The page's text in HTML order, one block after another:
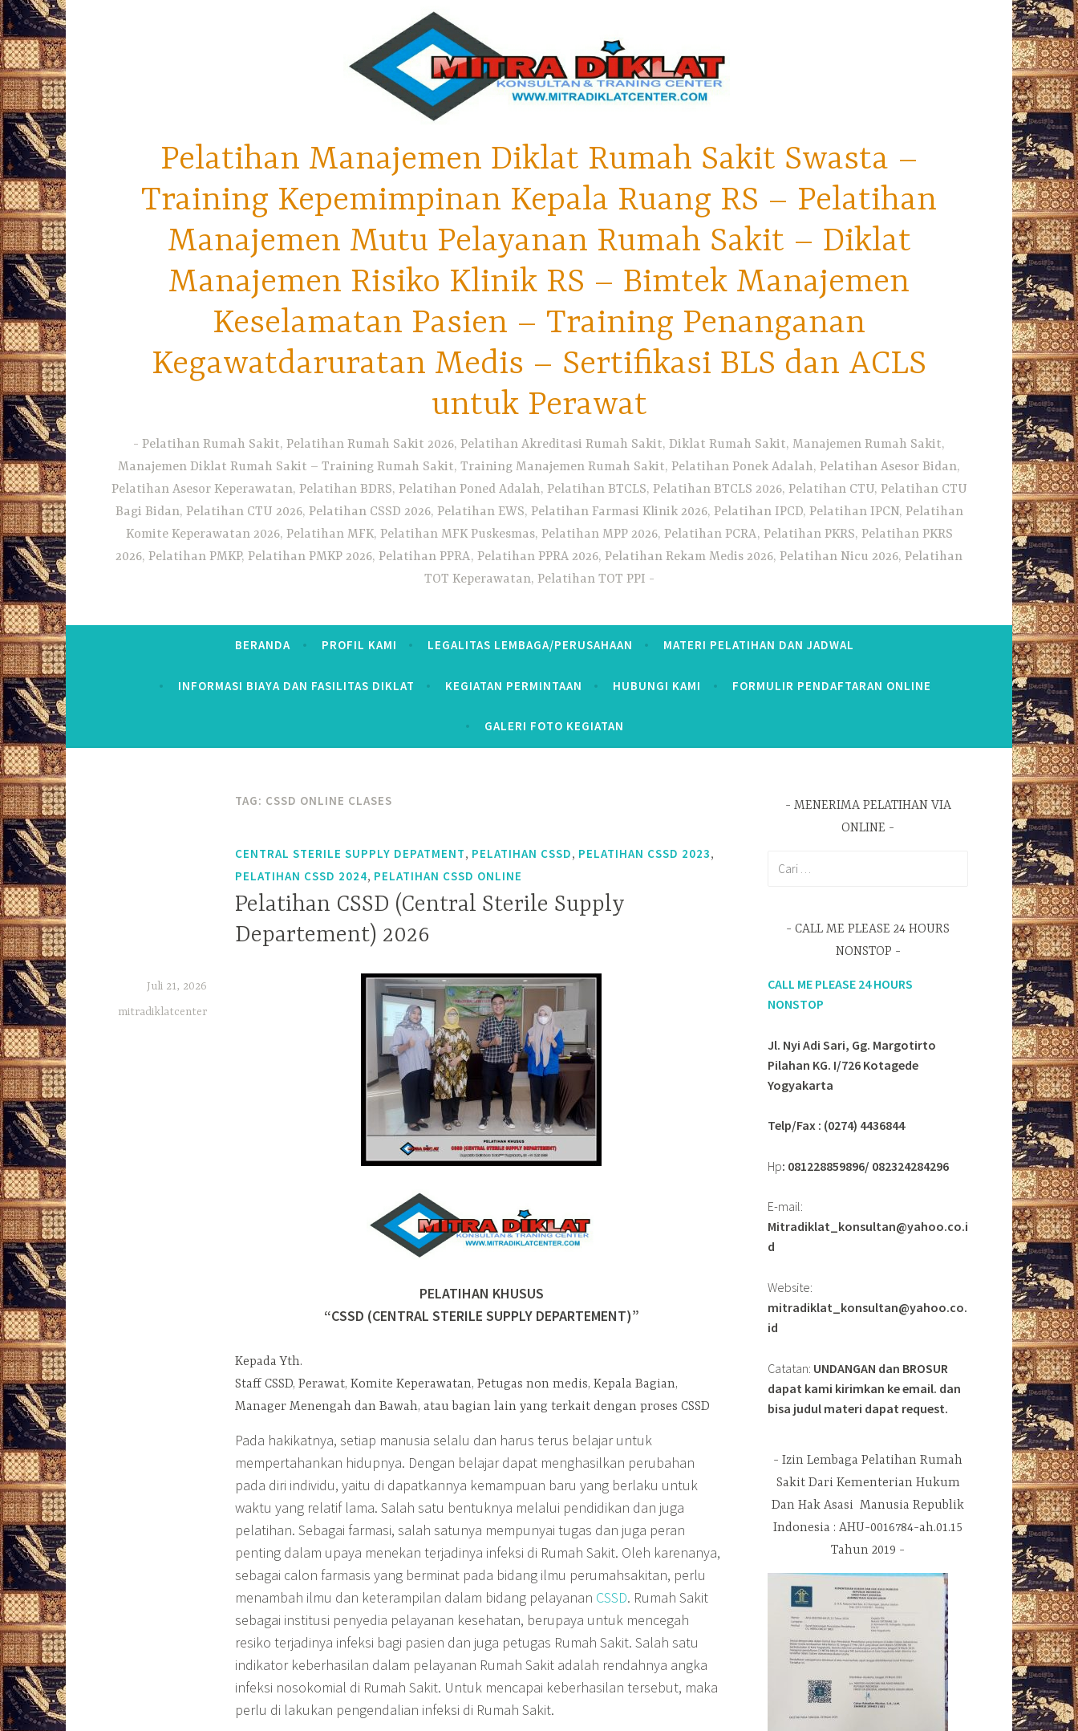
Pelatihan Manajemen Diklat Rumah Sakit Swasta –
Training Kepemimpinan Kepala Ruang RS – Pelatihan
Manajemen Mutu Pelayanan Rumah Sakit – Diklat
Manajemen Risiko Klinik RS – Bimtek Manajemen
Keselamatan Pasien – Training Penanganan
Kegawatdaruratan Medis – Sertifikasi BLS dan ACLS
untuk Perawat
Pelatihan Rumah Sakit, Pelatihan Rumah Sakit 2026, Pelatihan Akreditasi Rumah Sakit, Diklat Rumah Sakit, Manajemen Rumah Sakit,
Manajemen Diklat Rumah Sakit – Training Rumah Sakit, Training Manajemen Rumah Sakit, Pelatihan Ponek Adalah, Pelatihan Asesor Bidan,
Pelatihan Asesor Keperawatan, Pelatihan BDRS, Pelatihan Poned Adalah, Pelatihan BTCLS, Pelatihan BTCLS 2026, Pelatihan CTU, Pelatihan CTU
Bagi Bidan, Pelatihan CTU 2026, Pelatihan CSSD 2026, Pelatihan EWS, Pelatihan Farmasi Klinik 2026, Pelatihan IPCD, Pelatihan IPCN, Pelatihan
Komite Keperawatan 2026, Pelatihan MFK, Pelatihan MFK Puskesmas, Pelatihan MPP 2026, Pelatihan PCRA, Pelatihan PKRS, Pelatihan PKRS
2026, Pelatihan PMKP, Pelatihan PMKP 2026, Pelatihan PPRA, Pelatihan PPRA 2026, Pelatihan Rekam Medis 2026, Pelatihan Nicu 2026, Pelatihan
TOT Keperawatan, Pelatihan TOT PPI
BERANDA PROFIL KAMI LEGALITAS LEMBAGA/PERUSAHAAN MATERI PELATIHAN DAN JADWAL
INFORMASI BIAYA DAN FASILITAS DIKLAT KEGIATAN PERMINTAAN HUBUNGI KAMI FORMULIR PENDAFTARAN ONLINE
GALERI FOTO KEGIATAN
TAG: CSSD ONLINE CLASES
CENTRAL STERILE SUPPLY DEPATMENT, PELATIHAN CSSD, PELATIHAN CSSD 2023,
PELATIHAN CSSD 2024, PELATIHAN CSSD ONLINE
Pelatihan CSSD (Central Sterile Supply
Departement) 2026
Juli 21, 2026
mitradiklatcenter
PELATIHAN KHUSUS
“CSSD (CENTRAL STERILE SUPPLY DEPARTEMENT)”
Kepada Yth.
Staff CSSD, Perawat, Komite Keperawatan, Petugas non medis, Kepala Bagian,
Manager Menengah dan Bawah, atau bagian lain yang terkait dengan proses CSSD
Pada hakikatnya, setiap manusia selalu dan harus terus belajar untuk
mempertahankan hidupnya. Dengan belajar dapat menghasilkan perubahan
pada diri individu, yaitu di dapatkannya kemampuan baru yang berlaku untuk
waktu yang relatif lama. Salah satu bentuknya melalui pendidikan dan juga
pelatihan. Sebagai farmasi, salah satunya mempunyai tugas dan juga peran
penting dalam upaya menekan terjadinya infeksi di Rumah Sakit. Oleh karenanya,
sebagai calon farmasis yang berminat pada bidang ilmu perumahsakitan, perlu
menambah ilmu dan keterampilan dalam bidang pelayanan CSSD. Rumah Sakit
sebagai institusi penyedia pelayanan kesehatan, berupaya untuk mencegah
resiko terjadinya infeksi bagi pasien dan juga petugas Rumah Sakit. Salah satu
indikator keberhasilan dalam pelayanan Rumah Sakit adalah rendahnya angka
infeksi nosokomial di Rumah Sakit. Untuk mencapai keberhasilan tersebut, maka
perlu di lakukan pengendalian infeksi di Rumah Sakit.
MENERIMA PELATIHAN VIA
ONLINE
CALL ME PLEASE 24 HOURS
NONSTOP
CALL ME PLEASE 24 HOURS
NONSTOP
Jl. Nyi Adi Sari, Gg. Margotirto
Pilahan KG. I/726 Kotagede
Yogyakarta
Telp/Fax : (0274) 4436844
Hp: 081228859896/ 082324284296
E-mail:
Mitradiklat_konsultan@yahoo.co.i
d
Website:
mitradiklat_konsultan@yahoo.co.
id
Catatan: UNDANGAN dan BROSUR
dapat kami kirimkan ke email. dan
bisa judul materi dapat request.
Izin Lembaga Pelatihan Rumah
Sakit Dari Kementerian Hukum
Dan Hak Asasi Manusia Republik
Indonesia : AHU-0016784-ah.01.15
Tahun 2019